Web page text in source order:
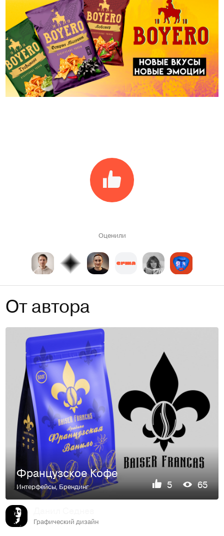
Оценили
От автора
Французское Кофе
Интерфейсы,Брендинг 5 65
Графический дизайн